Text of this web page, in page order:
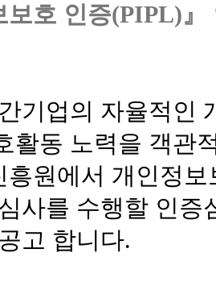
보호 인증(PIPL)』
기업의 자율적인
활동 노력을 객관
흥원에서 개인정
사를 수행할 인증
고 합니다.